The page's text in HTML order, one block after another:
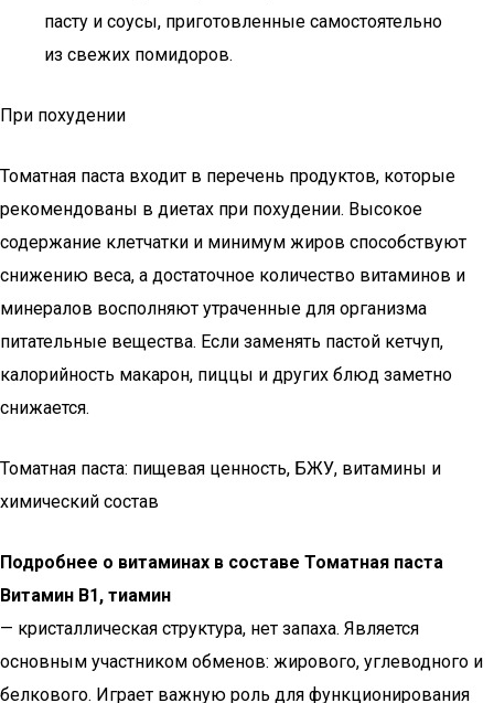
пасту и соусы, приготовленные самостоятельно
из свежих помидоров.
При похудении
Томатная паста входит в перечень продуктов, которые
рекомендованы в диетах при похудении. Высокое
содержание клетчатки и минимум жиров способствуют
снижению веса, а достаточное количество витаминов и
минералов восполняют утраченные для организма
питательные вещества. Если заменять пастой кетчуп,
калорийность макарон, пиццы и других блюд заметно
снижается.
Томатная паста: пищевая ценность, БЖУ, витамины и
химический состав
Подробнее о витаминах в составе Томатная паста
Витамин В1, тиамин
— кристаллическая структура, нет запаха. Является
основным участником обменов: жирового, углеводного и
белкового. Играет важную роль для функционирования